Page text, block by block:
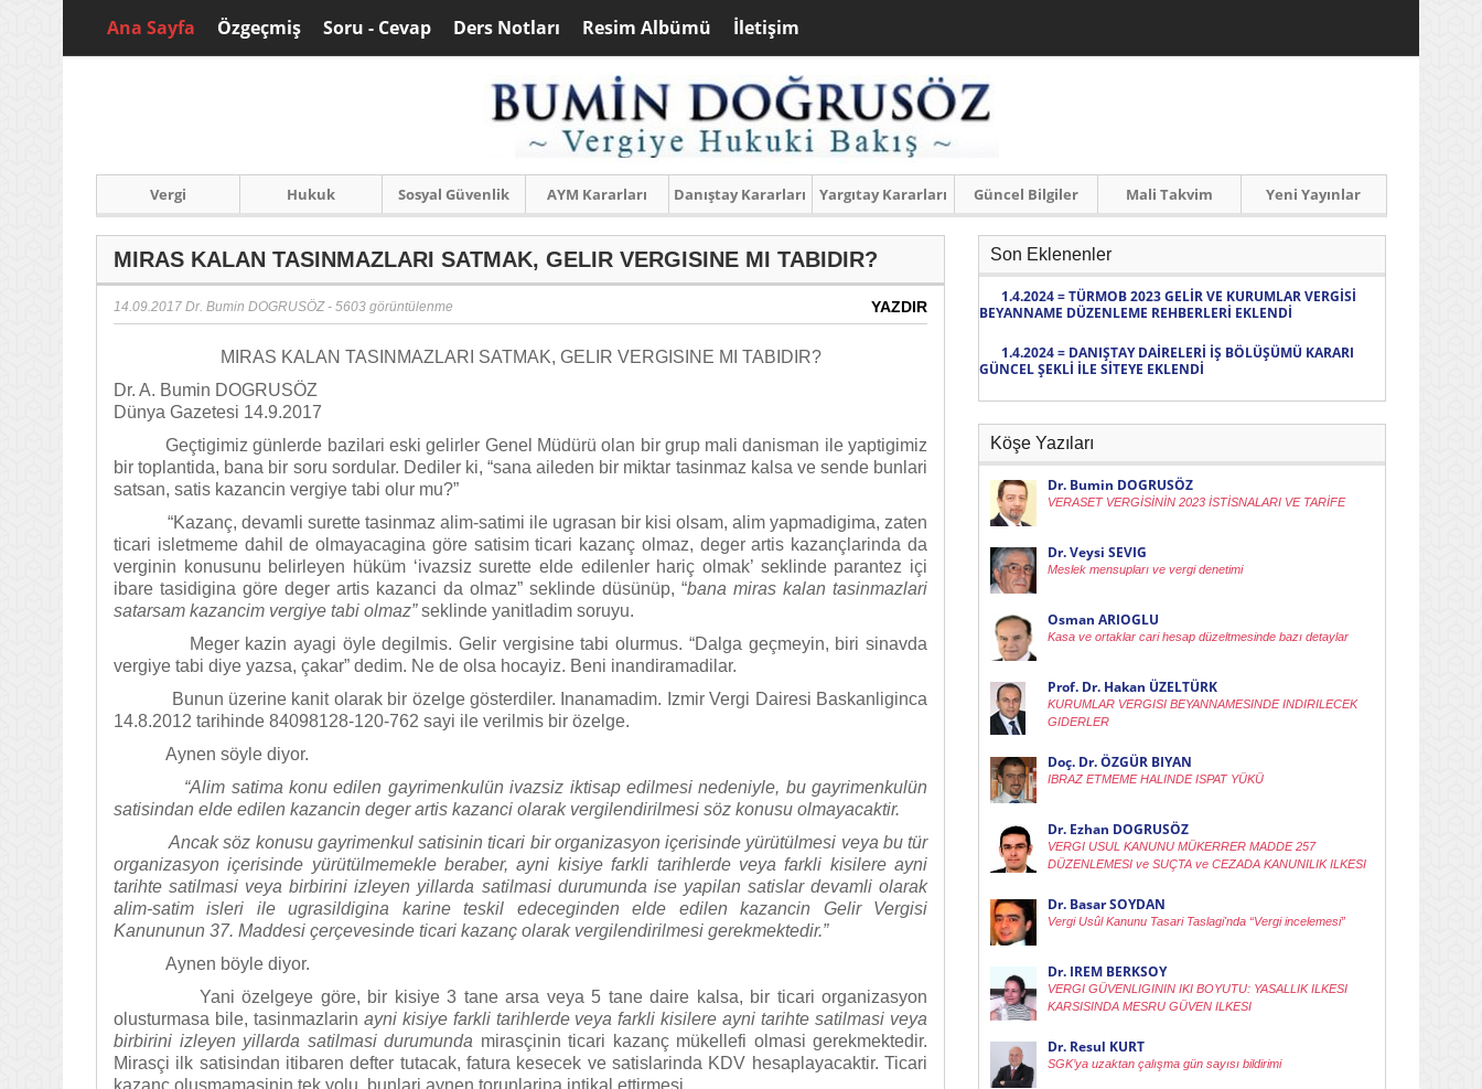
Ana Sayfa Özgeçmiş Soru - Cevap Ders Notları Resim Albümü İletişim
Vergi Hukuk Sosyal Güvenlik AYM Kararları Danıştay Kararları Yargıtay Kararları Güncel Bilgiler Mali Takvim Yeni Yayınlar
MIRAS KALAN TASINMAZLARI SATMAK, GELIR VERGISINE MI TABIDIR?
14.09.2017 Dr. Bumin DOGRUSÖZ- 5603 görüntülenme YAZDIR
MIRAS KALAN TASINMAZLARI SATMAK, GELIR VERGISINE MI TABIDIR?
Dr. A. Bumin DOGRUSÖZ
Dünya Gazetesi 14.9.2017
Geçtigimiz günlerde bazilari eski gelirler Genel Müdürü olan bir grup mali danisman ile yaptigimiz
bir toplantida, bana bir soru sordular. Dediler ki, “sana aileden bir miktar tasinmaz kalsa ve sende bunlari
satsan, satis kazancin vergiye tabi olur mu?”
“Kazanç, devamli surette tasinmaz alim-satimi ile ugrasan bir kisi olsam, alim yapmadigima, zaten
ticari isletmeme dahil de olmayacagina göre satisim ticari kazanç olmaz, deger artis kazançlarinda da
verginin konusunu belirleyen hüküm ‘ivazsiz surette elde edilenler hariç olmak’ seklinde parantez içi
ibare tasidigina göre deger artis kazanci da olmaz” seklinde düsünüp, “bana miras kalan tasinmazlari
satarsam kazancim vergiye tabi olmaz”seklinde yanitladim soruyu.
Meger kazin ayagi öyle degilmis. Gelir vergisine tabi olurmus. “Dalga geçmeyin, biri sinavda
vergiye tabi diye yazsa, çakar” dedim. Ne de olsa hocayiz. Beni inandiramadilar.
Bunun üzerine kanit olarak bir özelge gösterdiler. Inanamadim. Izmir Vergi Dairesi Baskanliginca
14.8.2012 tarihinde 84098128-120-762 sayi ile verilmis bir özelge.
Aynen söyle diyor.
“Alim satima konu edilen gayrimenkulün ivazsiz iktisap edilmesi nedeniyle, bu gayrimenkulün
satisindan elde edilen kazancin deger artis kazanci olarak vergilendirilmesi söz konusu olmayacaktir.
Ancak söz konusu gayrimenkul satisinin ticari bir organizasyon içerisinde yürütülmesi veya bu tür
organizasyon içerisinde yürütülmemekle beraber, ayni kisiye farkli tarihlerde veya farkli kisilere ayni
tarihte satilmasi veya birbirini izleyen yillarda satilmasi durumunda ise yapilan satislar devamli olarak
alim-satim isleri ile ugrasildigina karine teskil edeceginden elde edilen kazancin Gelir Vergisi
Kanununun 37. Maddesi çerçevesinde ticari kazanç olarak vergilendirilmesi gerekmektedir.”
Aynen böyle diyor.
Yani özelgeye göre, bir kisiye 3 tane arsa veya 5 tane daire kalsa, bir ticari organizasyon
olusturmasa bile, tasinmazlarin ayni kisiye farkli tarihlerde veya farkli kisilere ayni tarihte satilmasi veya
birbirini izleyen yillarda satilmasi durumunda mirasçinin ticari kazanç mükellefi olmasi gerekmektedir.
Mirasçi ilk satisindan itibaren defter tutacak, fatura kesecek ve satislarinda KDV hesaplayacaktir. Ticari
kazanç olusmamasinin tek yolu, bunlari aynen torunlarina intikal ettirmesi.
Son Eklenenler
1.4.2024 = TÜRMOB 2023 GELİR VE KURUMLAR VERGİSİ
BEYANNAME DÜZENLEME REHBERLERİ EKLENDİ
1.4.2024 = DANIŞTAY DAİRELERİ İŞ BÖLÜŞÜMÜ KARARI
GÜNCEL ŞEKLİ İLE SİTEYE EKLENDİ
Köşe Yazıları
Dr. Bumin DOGRUSÖZ
VERASET VERGİSİNİN 2023 İSTİSNALARI VE TARİFE
Dr. Veysi SEVIG
Meslek mensupları ve vergi denetimi
Osman ARIOGLU
Kasa ve ortaklar cari hesap düzeltmesinde bazı detaylar
Prof. Dr. Hakan ÜZELTÜRK
KURUMLAR VERGISI BEYANNAMESINDE INDIRILECEK
GIDERLER
Doç. Dr. ÖZGÜR BIYAN
IBRAZ ETMEME HALINDE ISPAT YÜKÜ
Dr. Ezhan DOGRUSÖZ
VERGI USUL KANUNU MÜKERRER MADDE 257
DÜZENLEMESI ve SUÇTA ve CEZADA KANUNILIK ILKESI
Dr. Basar SOYDAN
Vergi Usûl Kanunu Tasari Taslagi'nda “Vergi incelemesi”
Dr. IREM BERKSOY
VERGI GÜVENLIGININ IKI BOYUTU: YASALLIK ILKESI
KARSISINDA MESRU GÜVEN ILKESI
Dr. Resul KURT
SGK’ya uzaktan çalışma gün sayısı bildirimi